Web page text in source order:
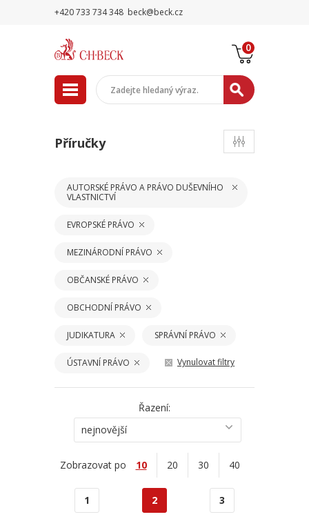
+420 733 734 348 beck@beck.cz
0
Příručky
AUTORSKÉ PRÁVO A PRÁVO DUŠEVNÍHO
VLASTNICTVÍ
EVROPSKÉ PRÁVO
MEZINÁRODNÍ PRÁVO
OBČANSKÉ PRÁVO
OBCHODNÍ PRÁVO
JUDIKATURA SPRÁVNÍ PRÁVO
ÚSTAVNÍ PRÁVO Vynulovat filtry
Řazení:
nejnovější
Zobrazovat po 10 20 30 40
1 2 3